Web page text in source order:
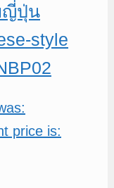
ญี่ปุ่น
style
price is: